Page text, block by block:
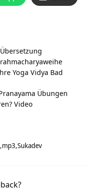
Yoga Vidya Bad
Übungen
Video
mp3 Sukadev